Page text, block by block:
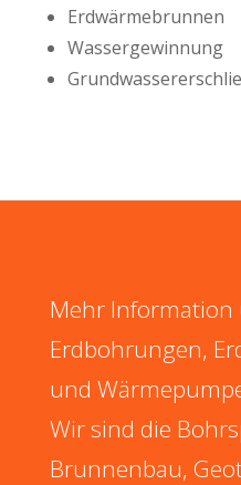
Erdwärmebrunnen
Wassergewinnung
Mehr Information
Erdbohrungen,
und
Wir sind die
Brunnenbau,